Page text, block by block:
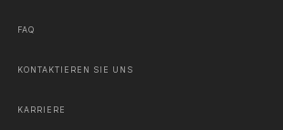
FAQ
KONTAKTIEREN SIE UNS
KARRIERE